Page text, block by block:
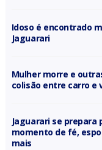
Idoso é encontrado
Jaguarari
Mulher morre e
colisão entre carro e
Jaguarari se
momento de fé,
mais